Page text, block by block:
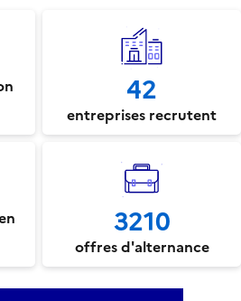
42
entreprises recrutent
3210
offres d'alternance